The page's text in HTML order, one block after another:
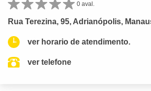
0 aval.
Rua Terezina, 95, Adrianópolis,
ver horario de atendimento.
ver telefone